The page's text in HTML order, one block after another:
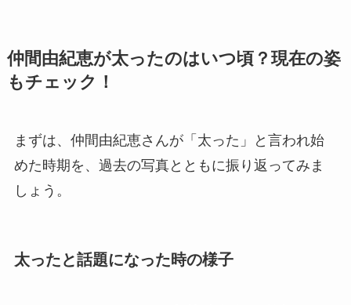
仲間由紀恵が太ったのはいつ頃？現在の姿
もチェック！
まずは、仲間由紀恵さんが「太った」と言われ始
めた時期を、過去の写真とともに振り返ってみま
しょう。
太ったと話題になった時の様子